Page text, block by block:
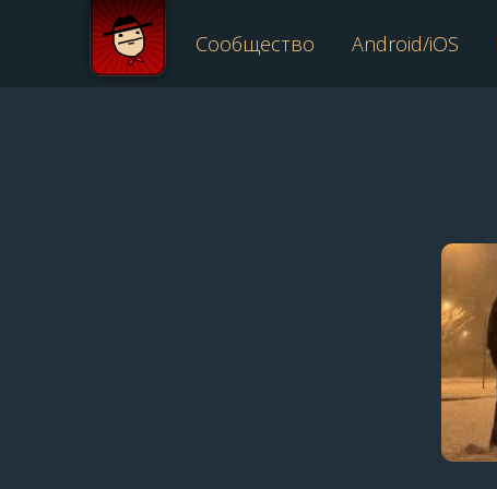
Сообщество Android/iOS